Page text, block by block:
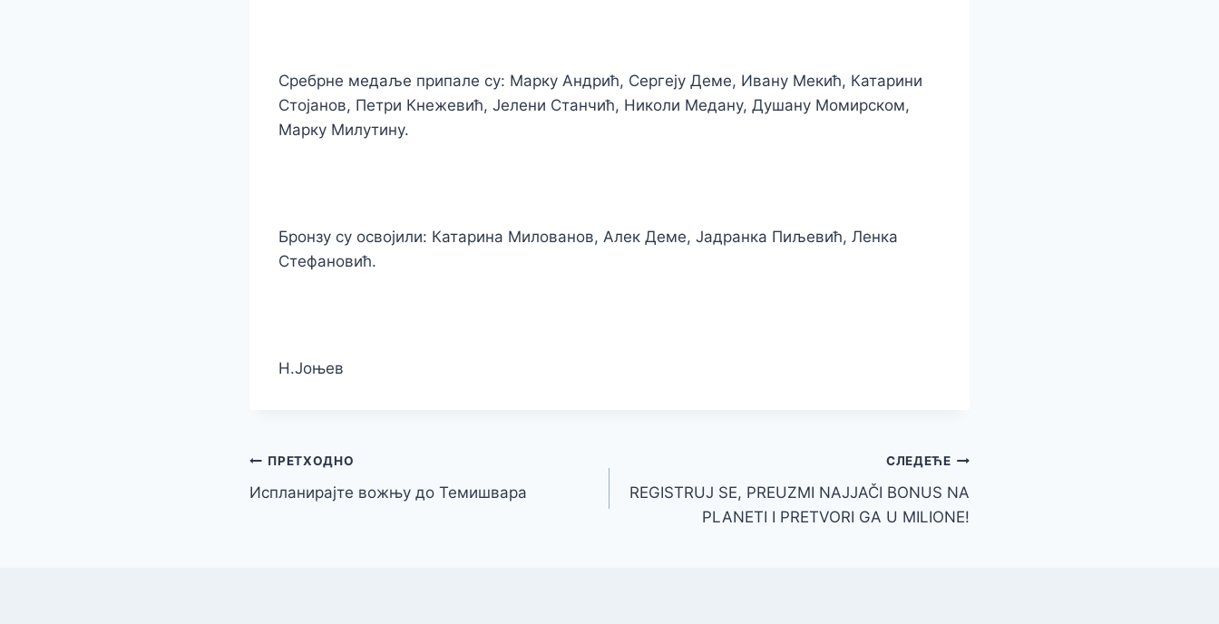
Сребрне медаље припале су: Марку Андрић, Сергеју Деме, Ивану Мекић, Катарини
Стојанов, Петри Кнежевић, Јелени Станчић, Николи Медану, Душану Момирском,
Марку Милутину.
Бронзу су освојили: Катарина Милованов, Алек Деме, Јадранка Пиљевић, Ленка
Стефановић.
Н.Јоњев
Кретање
чланка
ПРЕТХОДНО
Испланирајте вожњу до Темишвара
СЛЕДЕЋЕ
REGISTRUJ SE, PREUZMI NAJJAČI BONUS NA
PLANETI I PRETVORI GA U MILIONE!